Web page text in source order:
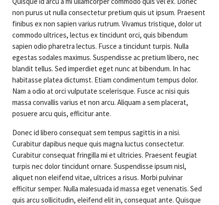
non purus ut nulla consectetur pretium quis ut ipsum. Praesent
finibus ex non sapien varius rutrum. Vivamus tristique, dolor ut
commodo ultrices, lectus ex tincidunt orci, quis bibendum
sapien odio pharetra lectus. Fusce a tincidunt turpis. Nulla
egestas sodales maximus. Suspendisse ac pretium libero, nec
blandit tellus. Sed imperdiet eget nunc at bibendum. In hac
habitasse platea dictumst. Etiam condimentum tempus dolor.
Nam a odio at orci vulputate scelerisque. Fusce ac nisi quis
massa convallis varius et non arcu. Aliquam a sem placerat,
posuere arcu quis, efficitur ante.
Donec id libero consequat sem tempus sagittis in a nisi.
Curabitur dapibus neque quis magna luctus consectetur.
Curabitur consequat fringilla mi et ultricies. Praesent feugiat
turpis nec dolor tincidunt ornare. Suspendisse ipsum nisl,
aliquet non eleifend vitae, ultrices a risus. Morbi pulvinar
efficitur semper. Nulla malesuada id massa eget venenatis. Sed
quis arcu sollicitudin, eleifend elit in, consequat ante. Quisque